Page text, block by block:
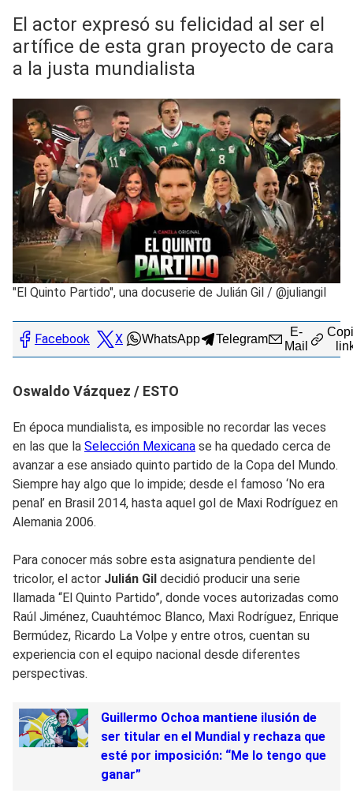
El actor expresó su felicidad al ser el
artífice de esta gran proyecto de cara
a la justa mundialista
"El Quinto Partido", una docuserie de Julián Gil / @juliangil
Facebook X WhatsApp Telegram
E-
Mail
Oswaldo Vázquez / ESTO
En época mundialista, es imposible no recordar las veces
en las que la Selección Mexicana se ha quedado cerca de
avanzar a ese ansiado quinto partido de la Copa del Mundo.
Siempre hay algo que lo impide; desde el famoso ‘No era
penal’ en Brasil 2014, hasta aquel gol de Maxi Rodríguez en
Alemania 2006.
Para conocer más sobre esta asignatura pendiente del
tricolor, el actor Julián Gil decidió producir una serie
llamada “El Quinto Partido”, donde voces autorizadas como
Raúl Jiménez, Cuauhtémoc Blanco, Maxi Rodríguez, Enrique
Bermúdez, Ricardo La Volpe y entre otros, cuentan su
experiencia con el equipo nacional desde diferentes
perspectivas.
Guillermo Ochoa mantiene ilusión de
ser titular en el Mundial y rechaza que
esté por imposición: “Me lo tengo que
ganar”